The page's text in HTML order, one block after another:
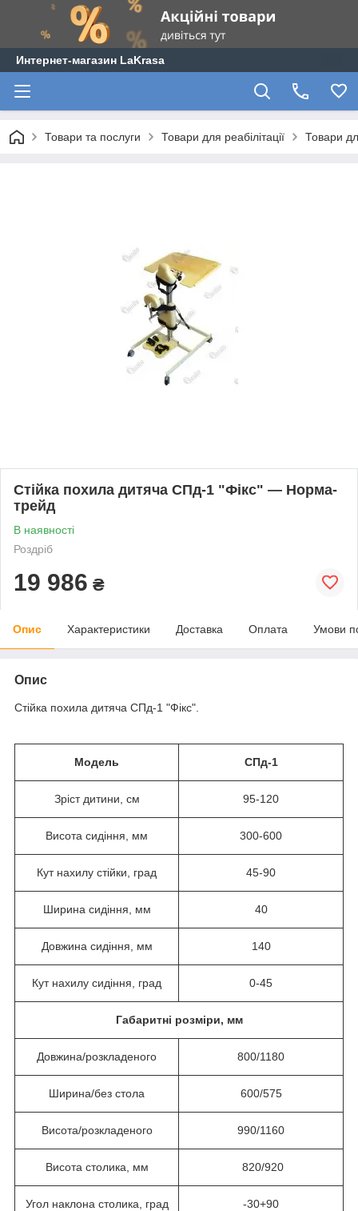
Интернет-магазин LaKrasa
Товари та послуги Товари для реабілітації Товари
Стійка похила дитяча СПд-1 "Фікс" — Норма-
трейд
В наявності
Роздріб
19 986 ₴
Опис Характеристики Доставка Оплата Умови
Опис
Стійка похила дитяча СПд-1 "Фікс".
Модель СПд-1
Зріст дитини, см 95-120
Висота сидіння, мм 300-600
Кут нахилу стійки, град 45-90
Ширина сидіння, мм 40
Довжина сидіння, мм 140
Кут нахилу сидіння, град 0-45
Габаритні розміри, мм
Довжина/розкладеного 800/1180
Ширина/без стола 600/575
Висота/розкладеного 990/1160
Висота столика, мм 820/920
Угол наклона столика, град -30+90